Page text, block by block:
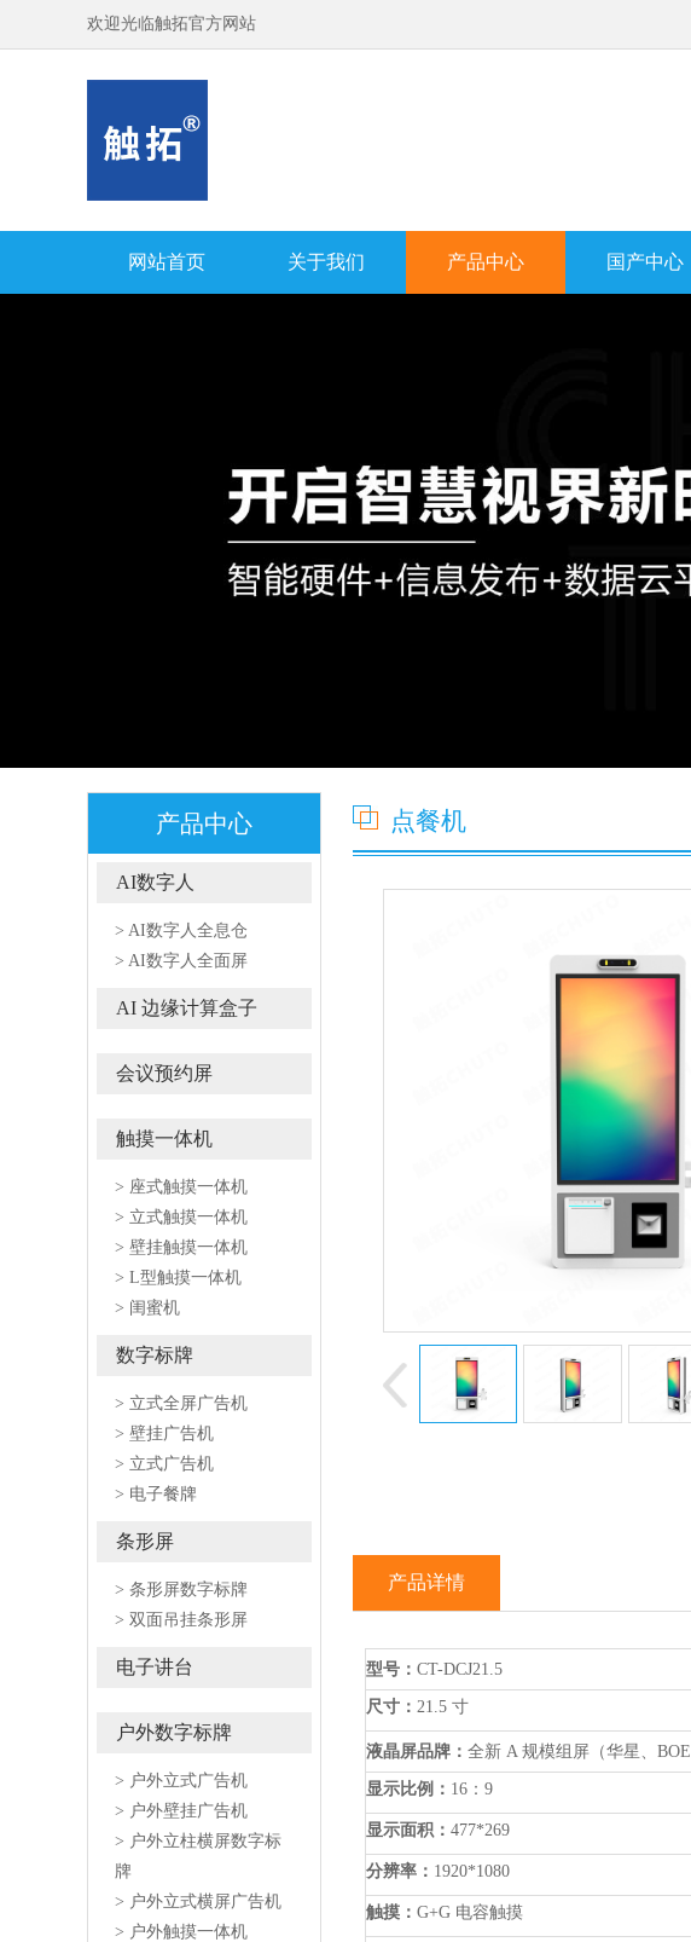
欢迎光临触拓官方网站
网站首页 关于我们 产品中心 国产中心
产品中心
AI数字人
> AI数字人全息仓
> AI数字人全面屏
AI 边缘计算盒子
会议预约屏
触摸一体机
> 座式触摸一体机
> 立式触摸一体机
> 壁挂触摸一体机
> L型触摸一体机
> 闺蜜机
数字标牌
> 立式全屏广告机
> 壁挂广告机
> 立式广告机
> 电子餐牌
条形屏
> 条形屏数字标牌
> 双面吊挂条形屏
电子讲台
户外数字标牌
> 户外立式广告机
> 户外壁挂广告机
> 户外立柱横屏数字标
牌
> 户外立式横屏广告机
> 户外触摸一体机
点餐机
产品详情
型号： CT-DCJ21.5
尺寸： 21.5 寸
液晶屏品牌： 全新 A 规模组屏（华星、BOE
显示比例： 16：9
显示面积： 477*269
分辨率： 1920*1080
触摸： G+G 电容触摸